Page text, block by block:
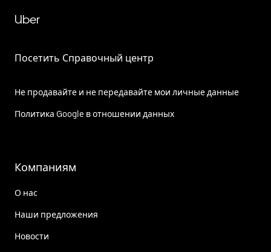
Uber
Посетить Справочный центр
Не продавайте и не передавайте мои личные данные
Политика Google в отношении данных
Компаниям
О нас
Наши предложения
Новости